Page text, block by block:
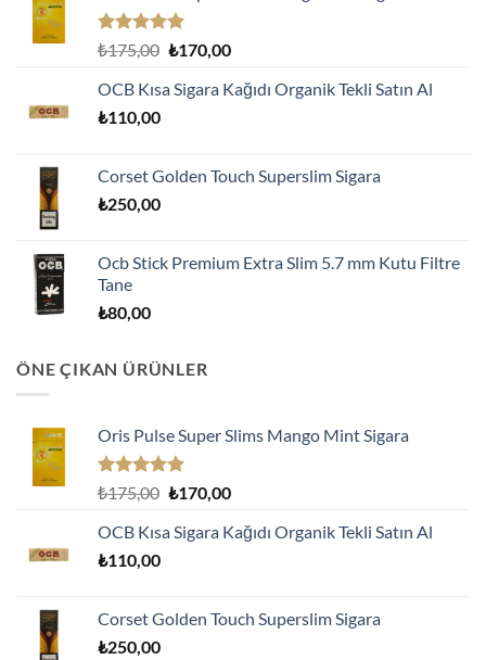
5 üzerinden
oy
aldı
₺175,00 Orijinal
₺175,00.
₺170,00Şu
fiyat:
OCB Kısa Sigara Kağıdı Organik Tekli Satın Al
₺110,00
Corset Golden Touch Superslim Sigara
₺250,00
Ocb Stick Premium Extra Slim 5.7 mm Kutu Filtre
Tane
₺80,00
ÖNE ÇIKAN ÜRÜNLER
Oris Pulse Super Slims Mango Mint Sigara
5 üzerinden
oy
aldı
₺175,00 Orijinal
₺175,00.
₺170,00Şu
fiyat:
OCB Kısa Sigara Kağıdı Organik Tekli Satın Al
₺110,00
Corset Golden Touch Superslim Sigara
₺250,00